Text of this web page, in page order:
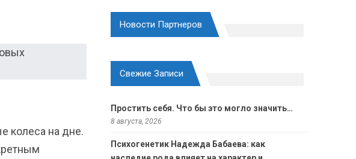
колеса на дне.
Новости Партнеров
Свежие Записи
Простить себя. Что бы это могло значить…
8 августа, 2026
Психогенетик Надежда Бабаева: как